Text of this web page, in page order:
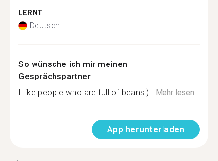
LERNT
Deutsch
So wünsche ich mir meinen
Gesprächspartner
I like people who are full of beans;)...Mehr lesen
App herunterladen